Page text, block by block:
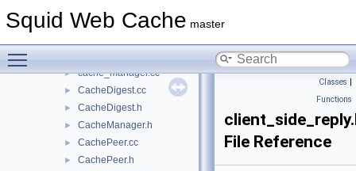
Squid Web Cache master
► BodyPipe.h
► cache_manager.cc
► CacheDigest.cc
► CacheDigest.h
► CacheManager.h
► CachePeer.cc
► CachePeer.h
Classes |
Functions
File Reference